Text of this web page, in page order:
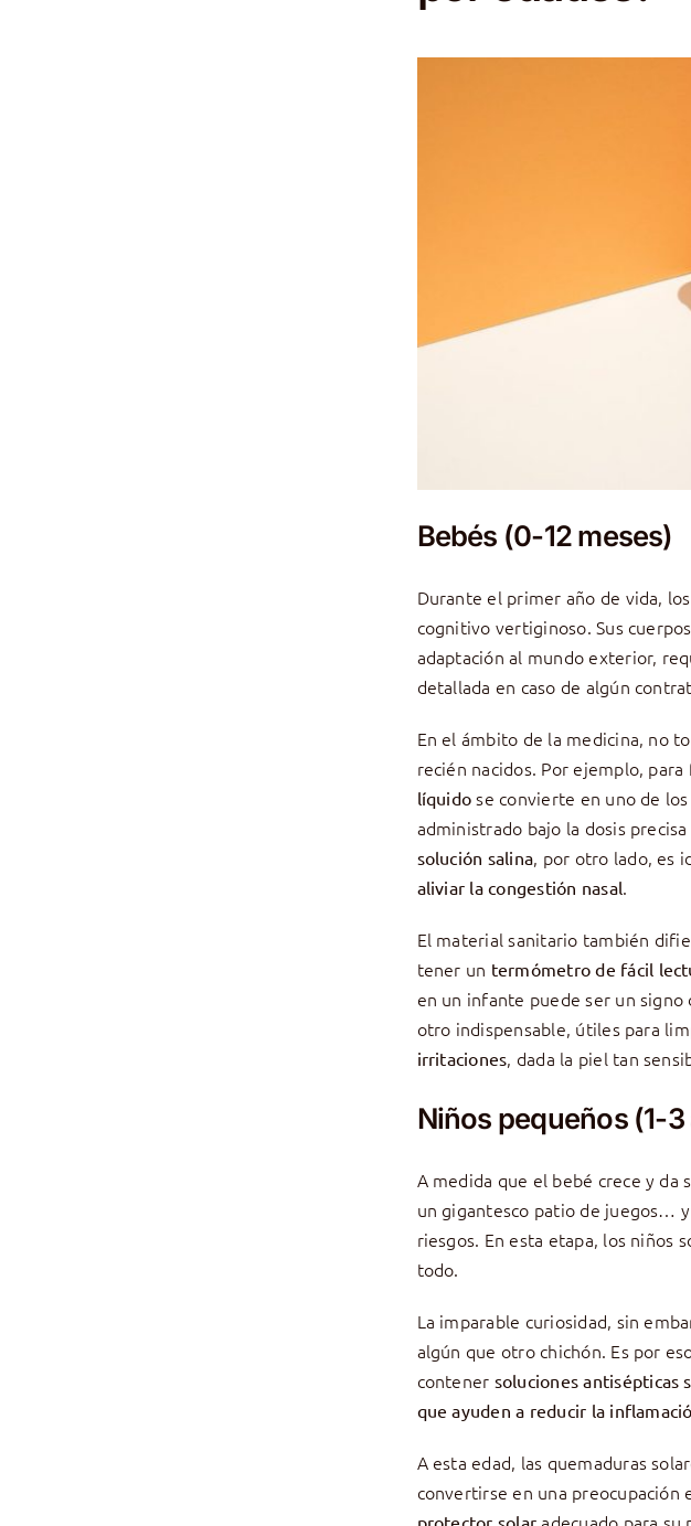
Bebés (0-12 meses)
Durante el primer año de vida,
cognitivo vertiginoso. Sus
adaptación al mundo exterior,
detallada en caso de algún
En el ámbito de la medicina, no
recién nacidos. Por ejemplo,
líquido se convierte en uno de
administrado bajo la dosis
solución salina, por otro lado, es
aliviar la congestión nasal.
El material sanitario también
tener un termómetro de fácil
en un infante puede ser un
otro indispensable, útiles para
irritaciones, dada la piel tan
Niños pequeños (1-
A medida que el bebé crece y da
un gigantesco patio de juegos…
riesgos. En esta etapa, los niños
todo.
La imparable curiosidad, sin
algún que otro chichón. Es por
contener soluciones antisépticas
que ayuden a reducir la
A esta edad, las quemaduras
convertirse en una preocupación
protector solar